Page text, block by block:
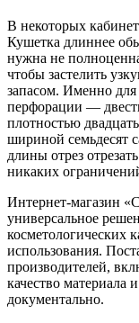
В некоторых
Кушетка длиннее
нужна не
чтобы застелить
запасом. Именно для
перфорации —
плотностью
шириной семьдесят
длины отрез
никаких
Интернет-магазин
универсальное
косметологических
использования.
производителей,
качество материала
документально.